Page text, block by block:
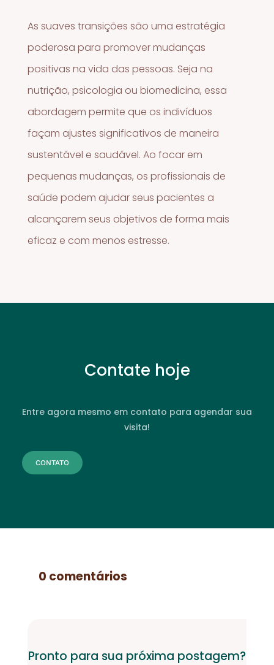
As suaves transições são uma estratégia
poderosa para promover mudanças
positivas na vida das pessoas. Seja na
nutrição, psicologia ou biomedicina, essa
abordagem permite que os indivíduos
façam ajustes significativos de maneira
sustentável e saudável. Ao focar em
pequenas mudanças, os profissionais de
saúde podem ajudar seus pacientes a
alcançarem seus objetivos de forma mais
eficaz e com menos estresse.
Contate hoje
Entre agora mesmo em contato para agendar sua
visita!
CONTATO
0 comentários
Pronto para sua próxima postagem?